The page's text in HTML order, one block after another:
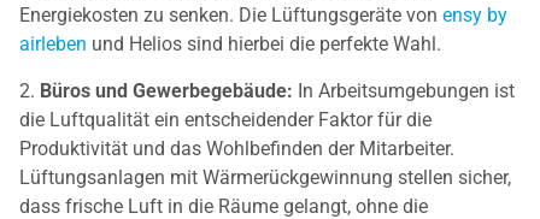
Energiekosten zu senken. Die Lüftungsgeräte von ensy by
airleben und Helios sind hierbei die perfekte Wahl.
2. Büros und Gewerbegebäude: In Arbeitsumgebungen ist
die Luftqualität ein entscheidender Faktor für die
Produktivität und das Wohlbefinden der Mitarbeiter.
Lüftungsanlagen mit Wärmerückgewinnung stellen sicher,
dass frische Luft in die Räume gelangt, ohne die